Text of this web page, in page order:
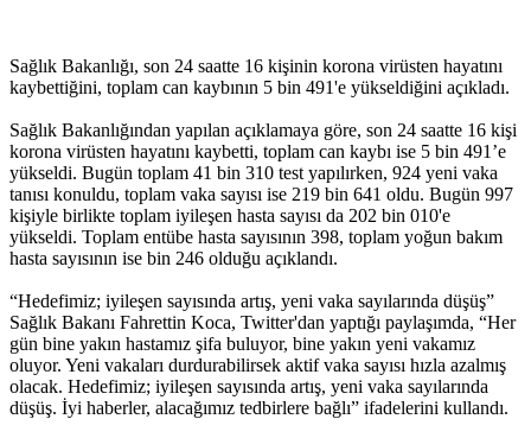
Sağlık Bakanlığı, son 24 saatte 16 kişinin korona virüsten hayatını
kaybettiğini, toplam can kaybının 5 bin 491'e yükseldiğini açıkladı.
Sağlık Bakanlığından yapılan açıklamaya göre, son 24 saatte 16 kişi
korona virüsten hayatını kaybetti, toplam can kaybı ise 5 bin 491’e
yükseldi. Bugün toplam 41 bin 310 test yapılırken, 924 yeni vaka
tanısı konuldu, toplam vaka sayısı ise 219 bin 641 oldu. Bugün 997
kişiyle birlikte toplam iyileşen hasta sayısı da 202 bin 010'e
yükseldi. Toplam entübe hasta sayısının 398, toplam yoğun bakım
hasta sayısının ise bin 246 olduğu açıklandı.
“Hedefimiz; iyileşen sayısında artış, yeni vaka sayılarında düşüş”
Sağlık Bakanı Fahrettin Koca, Twitter'dan yaptığı paylaşımda, “Her
gün bine yakın hastamız şifa buluyor, bine yakın yeni vakamız
oluyor. Yeni vakaları durdurabilirsek aktif vaka sayısı hızla azalmış
olacak. Hedefimiz; iyileşen sayısında artış, yeni vaka sayılarında
düşüş. İyi haberler, alacağımız tedbirlere bağlı” ifadelerini kullandı.